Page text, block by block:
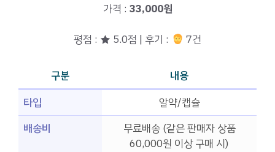
가격 : 33,000원
평점 : ★ 5.0점 | 후기 : 7건
구분
내용
타입
알약/캡슐
배송비
무료배송 (같은 판매자 상품
60,000원 이상 구매 시)